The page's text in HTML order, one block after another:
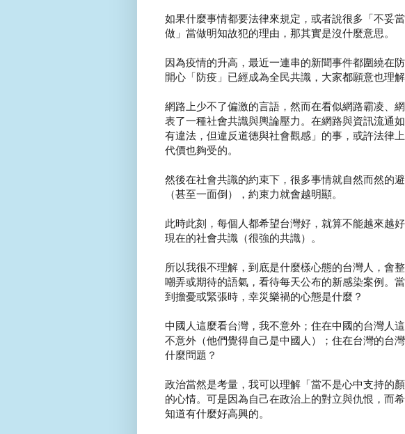
如果什麼事情都要法律來規定，或者說很多「不妥
做」當做明知故犯的理由，那其實是沒什麼意思。
因為疫情的升高，最近一連串的新聞事件都圍繞在
開心「防疫」已經成為全民共識，大家都願意也理
網路上少不了偏激的言語，然而在看似網路霸凌、
表了一種社會共識與輿論壓力。在網路與資訊流通
有違法，但違反道德與社會觀感」的事，或許法律
代價也夠受的。
然後在社會共識的約束下，很多事情就自然而然的
（甚至一面倒），約束力就會越明顯。
此時此刻，每個人都希望台灣好，就算不能越來越
現在的社會共識（很強的共識）。
所以我很不理解，到底是什麼樣心態的台灣人，會
嘲弄或期待的語氣，看待每天公布的新感染案例。
到擔憂或緊張時，幸災樂禍的心態是什麼？
中國人這麼看台灣，我不意外；住在中國的台灣人
不意外（他們覺得自己是中國人）；住在台灣的台
什麼問題？
政治當然是考量，我可以理解「當不是心中支持的
的心情。可是因為自己在政治上的對立與仇恨，而
知道有什麼好高興的。